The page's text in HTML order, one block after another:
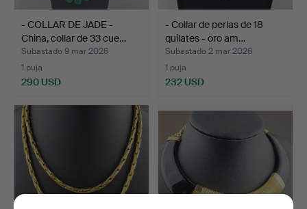
- COLLAR DE JADE -
China, collar de 33 cue…
Subastado 9 mar 2026
1 puja
290 USD
- Collar de perlas de 18
quilates - oro am…
Subastado 2 mar 2026
1 puja
232 USD